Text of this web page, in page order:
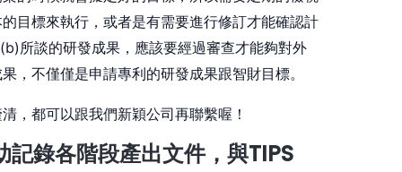
目標來執行，或者是有需要進行修訂才能確認計
所談的研發成果，應該要經過審查才能夠對外
，不僅僅是申請專利的研發成果跟智財目標。
，都可以跟我們新穎公司再聯繫喔！
記錄各階段產出文件，與TIPS